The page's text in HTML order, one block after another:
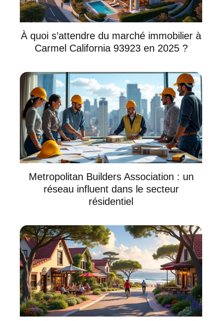
À quoi s’attendre du marché immobilier à
Carmel California 93923 en 2025 ?
Metropolitan Builders Association : un
réseau influent dans le secteur
résidentiel